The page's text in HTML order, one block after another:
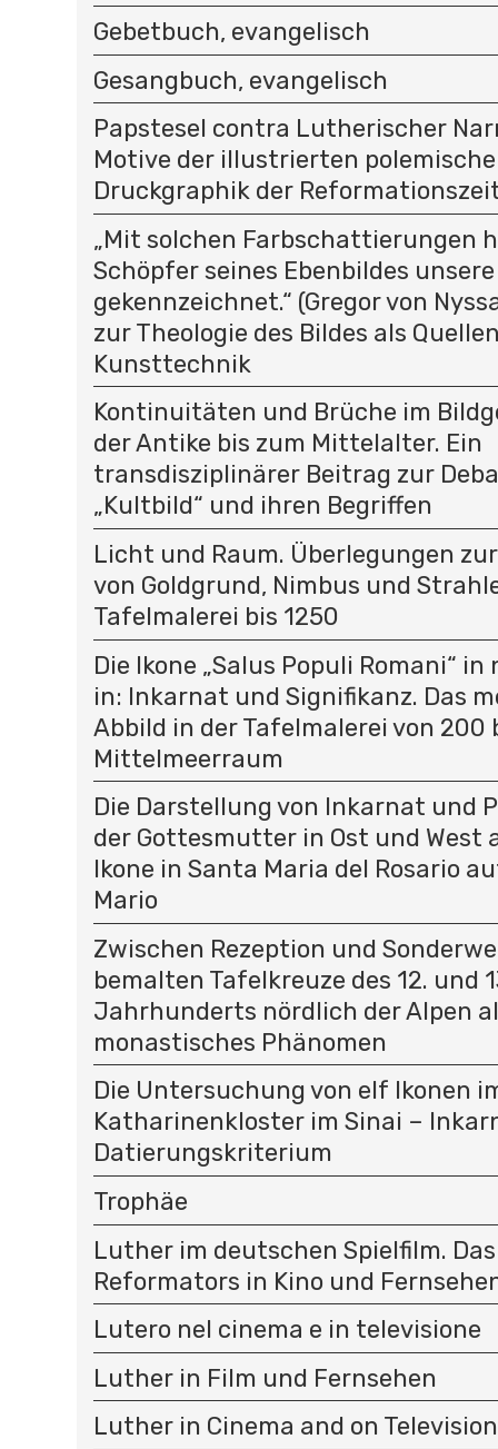
Gebetbuch, evangelisch
Gesangbuch, evangelisch
Papstesel contra Lutherischer
Motive der illustrierten
Druckgraphik der
„Mit solchen Farbschattierungen
Schöpfer seines Ebenbildes
gekennzeichnet.“ (Gregor von
zur Theologie des Bildes als
Kunsttechnik
Kontinuitäten und Brüche im
der Antike bis zum Mittelalter. Ein
transdisziplinärer Beitrag zur
„Kultbild“ und ihren Begriffen
Licht und Raum. Überlegungen
von Goldgrund, Nimbus und
Tafelmalerei bis 1250
Die Ikone „Salus Populi Romani“
in: Inkarnat und Signifikanz. Das
Abbild in der Tafelmalerei von 200
Mittelmeerraum
Die Darstellung von Inkarnat und
der Gottesmutter in Ost und West
Ikone in Santa Maria del Rosario
Mario
Zwischen Rezeption und
bemalten Tafelkreuze des 12. und
Jahrhunderts nördlich der Alpen
monastisches Phänomen
Die Untersuchung von elf Ikonen
Katharinenkloster im Sinai –
Datierungskriterium
Trophäe
Luther im deutschen Spielfilm. Das
Reformators in Kino und
Lutero nel cinema e in televisione
Luther in Film und Fernsehen
Luther in Cinema and on Television